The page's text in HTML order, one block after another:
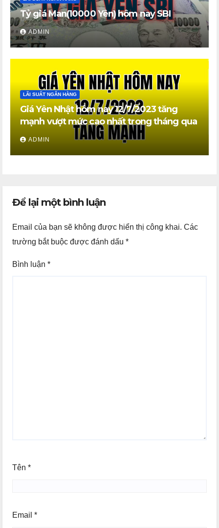
Tỷ giá Man(10000 Yên) hôm nay SBI
ADMIN
LÃI SUẤT NGÂN HÀNG
Giá Yên Nhật hôm nay 12/7/2023 tăng
mạnh vượt mức cao nhất trong tháng qua
ADMIN
Để lại một bình luận
Email của bạn sẽ không được hiển thị công khai. Các
trường bắt buộc được đánh dấu *
Bình luận *
Tên *
Email *